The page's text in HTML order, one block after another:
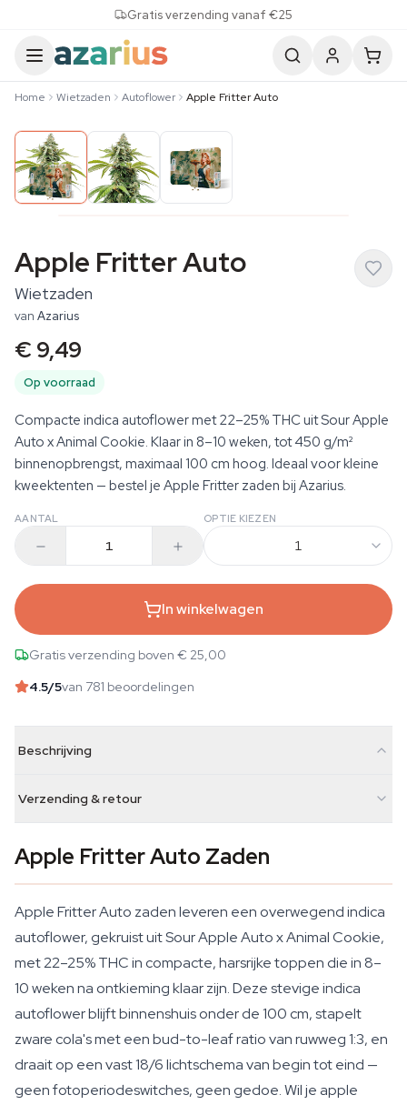
Gratis verzending vanaf €25
Home Wietzaden Autoflower Apple Fritter Auto
Apple Fritter Auto
Wietzaden
van Azarius
€ 9,49
Op voorraad
Compacte indica autoflower met 22–25% THC uit Sour Apple
Auto x Animal Cookie. Klaar in 8–10 weken, tot 450 g/m²
binnenopbrengst, maximaal 100 cm hoog. Ideaal voor kleine
kweektenten — bestel je Apple Fritter zaden bij Azarius.
AANTAL OPTIE KIEZEN
1
In winkelwagen
Gratis verzending boven € 25,00
4.5/5van 781 beoordelingen
Beschrijving
Verzending & retour
Apple Fritter Auto Zaden
Apple Fritter Auto zaden leveren een overwegend indica
autoflower, gekruist uit Sour Apple Auto x Animal Cookie,
met 22–25% THC in compacte, harsrijke toppen die in 8–
10 weken na ontkieming klaar zijn. Deze stevige indica
autoflower blijft binnenshuis onder de 100 cm, stapelt
zware cola's met een bud-to-leaf ratio van ruwweg 1:3, en
draait op een vast 18/6 lichtschema van begin tot eind —
geen fotoperiodeswitches, geen gedoe. Wil je apple